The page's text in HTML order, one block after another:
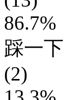
86.7%
踩一下
(2)